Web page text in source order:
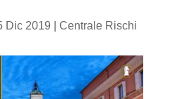
Dic 2019 |Centrale Rischi